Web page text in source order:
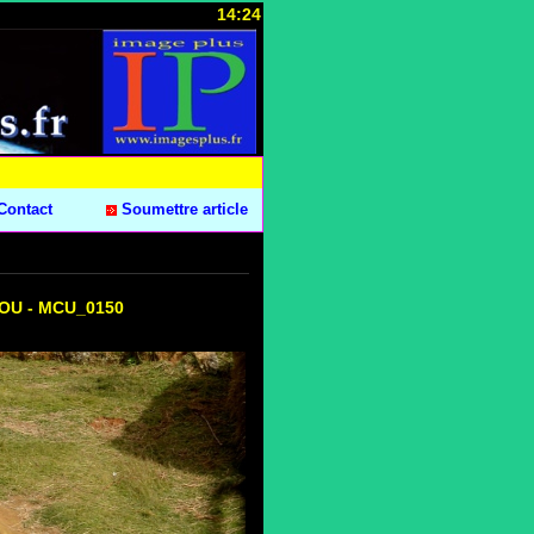
14:24
Soumettre article
- MCU_0150